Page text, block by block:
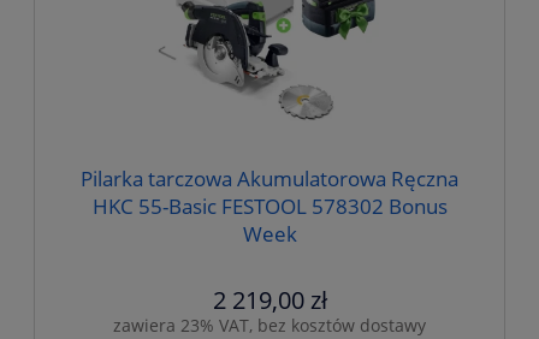
Pilarka tarczowa Akumulatorowa Ręczna
HKC 55-Basic FESTOOL 578302 Bonus
Week
2 219,00 zł
zawiera 23% VAT, bez kosztów dostawy